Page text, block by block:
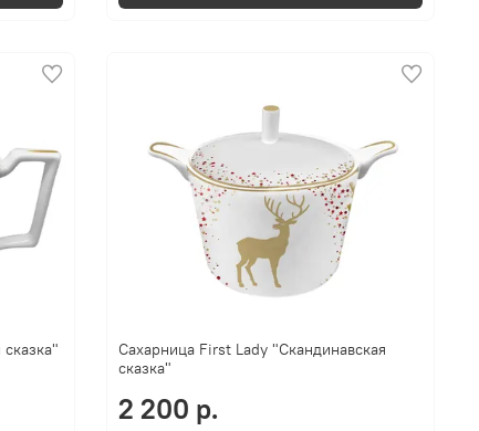
Сахарница First Lady "Скандинавская
сказка"
2 200 р.